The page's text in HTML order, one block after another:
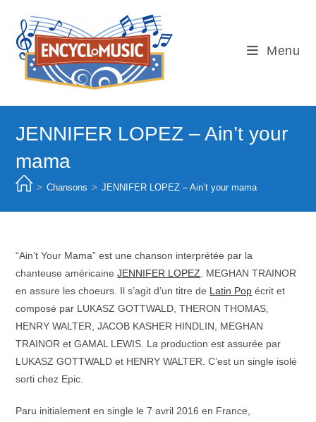
content
Menu
JENNIFER LOPEZ – Ain’t your
mama
> Chansons > JENNIFER LOPEZ – Ain’t your mama
“Ain’t Your Mama” est une chanson interprétée par la
chanteuse américaineJENNIFER LOPEZ . MEGHAN TRAINOR
en assure les choeurs. Il s’agit d’un titre de Latin Pop écrit et
composé par LUKASZ GOTTWALD, THERON THOMAS,
HENRY WALTER, JACOB KASHER HINDLIN, MEGHAN
TRAINOR et GAMAL LEWIS. La production est assurée par
LUKASZ GOTTWALD et HENRY WALTER. C’est un single isolé
sorti chez Epic.
Paru initialement en single le 7 avril 2016 en France,